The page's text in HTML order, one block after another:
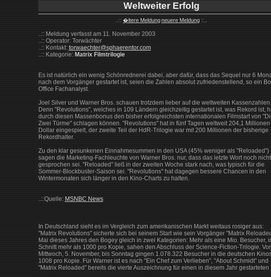
Weltweiter Erfolg
..:: �ltere Meldungneuere Meldung ::..
..:: Meldung verfasst am 11. November 2003
..:: Operator: Torwächter
..:: Kontakt: torwaechter@sphaerentor.com
..:: Kategorie: Matrix Filmtrilogie
Es ist natürlich ein wenig Schönrednerei dabei, aber dafür, dass das Sequel nur 6
nach dem Vorgänger gestartet ist, seien die Zahlen absolut zufriedenstellend, so ein
Office Fachanalyst.
Joel Silver und Warner Bros. schauen trotzdem lieber auf die weltweiten Kassenzahlen.
Denn "Revolutions", welches in 109 Ländern gleichzeitig gestartet ist, was Rekord ist,
durch diesen Massenbonus den bisher erfolgreichsten internationalen Filmstart von
Zwei Türme" schlagen können. "Revolutions" hat in fünf Tagen weltweit 204,1 Millionen
Dollar eingespielt, der zweite Teil der HdR-Trilogie war mit 200 Millionen der bisherige
Rekordhalter.
Zu den klar gesunkenen Einnahmesummen in den USA (45% weniger als "Reloaded")
sagen die Marketing-Fachleuchte von Warner Bros. nur, dass das letzte Wort noch nicht
gesprochen sei. "Reloaded" ließ in der zweiten Woche stark nach, was typisch für die
Sommer-Blockbuster-Saison sei. "Revolutions" hat dagegen bessere Chancen in den
Wintermonaten sich länger in den Kino-Charts zu halten.
..::Quelle: MSNBC News
In Deutschland sieht es im Vergleich zum amerikanischen Markt weitaus rosiger aus:
"Matrix Revolutions" sicherte sich bei seinem Start wie sein Vorgänger "Matrix
Mai dieses Jahres den Bogey gleich in zwei Kategorien: Mehr als eine Mio. Besucher,
Schnitt mehr als 1000 pro Kopie, sahen den Abschluss der Science-Fiction-Trilogie.
Mittwoch, 5. November, bis Sonntag gingen 1.078.322 Besucher in die deutschen
1008 pro Kopie. Für Warner ist es nach "Ein Chef zum Verlieben", "About Schmidt" und
"Matrix Reloaded" bereits die vierte Auszeichnung für einen in diesem Jahr gestarteten